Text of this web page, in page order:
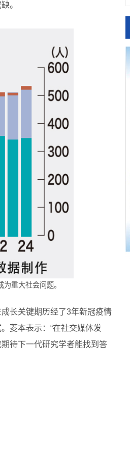
。
重大社会问题。
长关键期历经了3年新冠疫情
菱本表示：“在社交媒体发
待下一代研究学者能找到答